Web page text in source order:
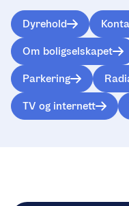
Dyrehold
Om boligselskapet
Parkering
TV og internett